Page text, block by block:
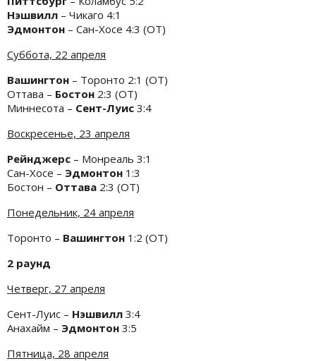
Нэшвилл – Чикаго 4:1
Эдмонтон – Сан-Хосе 4:3 (ОТ)
Суббота, 22 апреля
Вашингтон – Торонто 2:1 (ОТ)
Оттава – Бостон 2:3 (ОТ)
Миннесота – Сент-Луис 3:4
Воскресенье, 23 апреля
Рейнджерс – Монреаль 3:1
Сан-Хосе – Эдмонтон 1:3
Бостон – Оттава 2:3 (ОТ)
Понедельник, 24 апреля
Торонто – Вашингтон 1:2 (ОТ)
2 раунд
Четверг, 27 апреля
Сент-Луис – Нэшвилл 3:4
Анахайм – Эдмонтон 3:5
Пятница, 28 апреля